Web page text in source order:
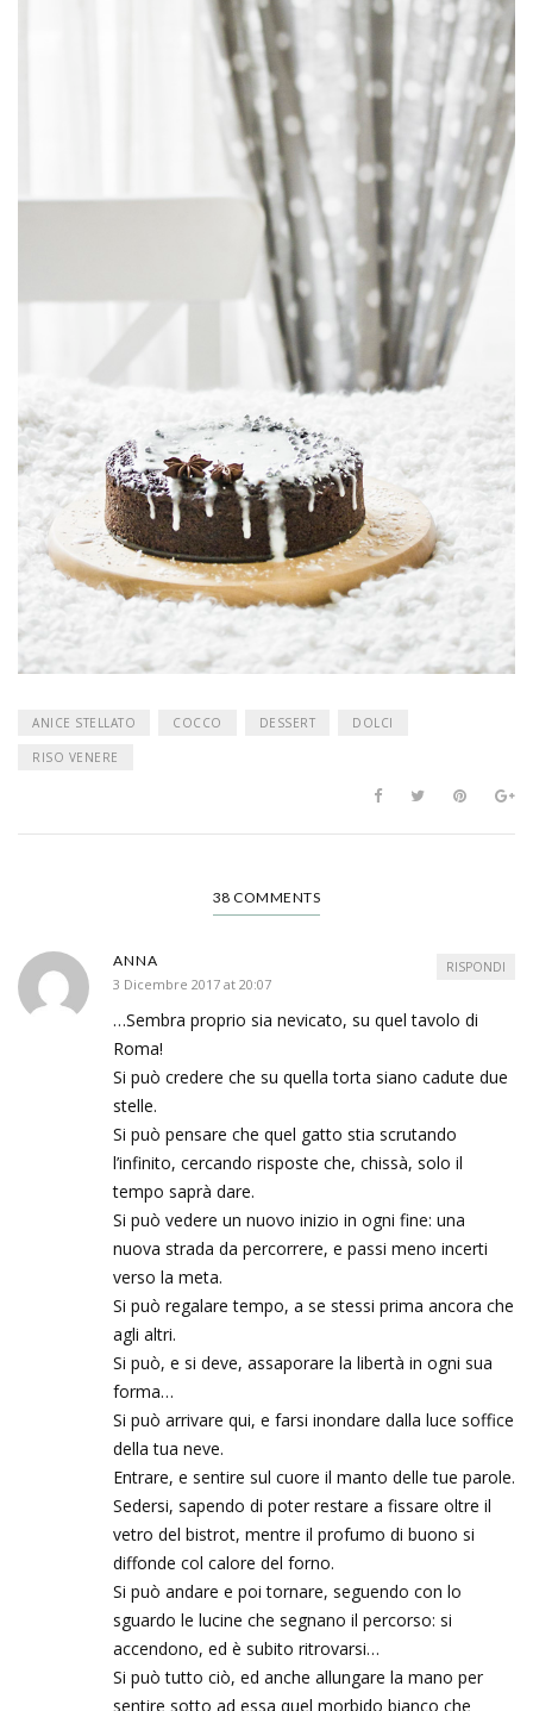
ANICE STELLATO COCCO DESSERT DOLCI
RISO VENERE
38 COMMENTS
ANNA
3 Dicembre 2017 at 20:07
…Sembra proprio sia nevicato, su quel tavolo di
Roma!
Si può credere che su quella torta siano cadute due
stelle.
Si può pensare che quel gatto stia scrutando
l’infinito, cercando risposte che, chissà, solo il
tempo saprà dare.
Si può vedere un nuovo inizio in ogni fine: una
nuova strada da percorrere, e passi meno incerti
verso la meta.
Si può regalare tempo, a se stessi prima ancora che
agli altri.
Si può, e si deve, assaporare la libertà in ogni sua
forma…
Si può arrivare qui, e farsi inondare dalla luce soffice
della tua neve.
Entrare, e sentire sul cuore il manto delle tue parole.
Sedersi, sapendo di poter restare a fissare oltre il
vetro del bistrot, mentre il profumo di buono si
diffonde col calore del forno.
Si può andare e poi tornare, seguendo con lo
sguardo le lucine che segnano il percorso: si
accendono, ed è subito ritrovarsi…
Si può tutto ciò, ed anche allungare la mano per
sentire sotto ad essa quel morbido bianco che
RISPONDI